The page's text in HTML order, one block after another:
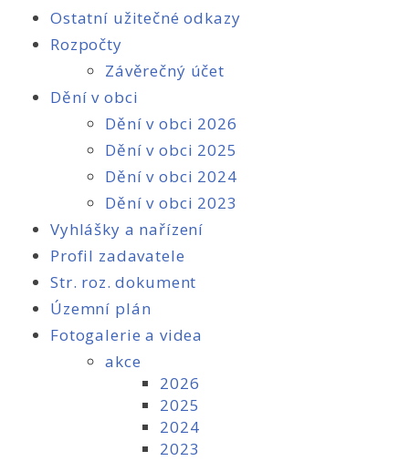
Ostatní užitečné odkazy
Rozpočty
Závěrečný účet
Dění v obci
Dění v obci 2026
Dění v obci 2025
Dění v obci 2024
Dění v obci 2023
Vyhlášky a nařízení
Profil zadavatele
Str. roz. dokument
Územní plán
Fotogalerie a videa
akce
2026
2025
2024
2023